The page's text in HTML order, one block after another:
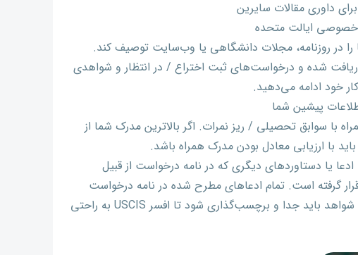
داوری مقالات سایرین
خصوصی ایالت متحده
را در روزنامه، مجلات دانشگاهی یا وب‌سایت توصیف کند.
شده و درخواست‌های ثبت اختراع / در انتظار و شواهدی
خود ادامه می‌دهید.
پیشین شما
با سوابق تحصیلی / ریز نمرات. اگر بالاترین مدرک شما از
با ارزیابی معادل بودن مدرک همراه باشد.
یا دستاوردهای دیگری که در نامه درخواست از قبیل
گرفته است. تمام ادعاهای مطرح شده در نامه درخواست
باید با شواهد عینی اثبات شود. همه شواهد باید جدا و برچسب‌گذاری شود تا افسر USCIS به راحتی